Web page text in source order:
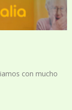
con mucho